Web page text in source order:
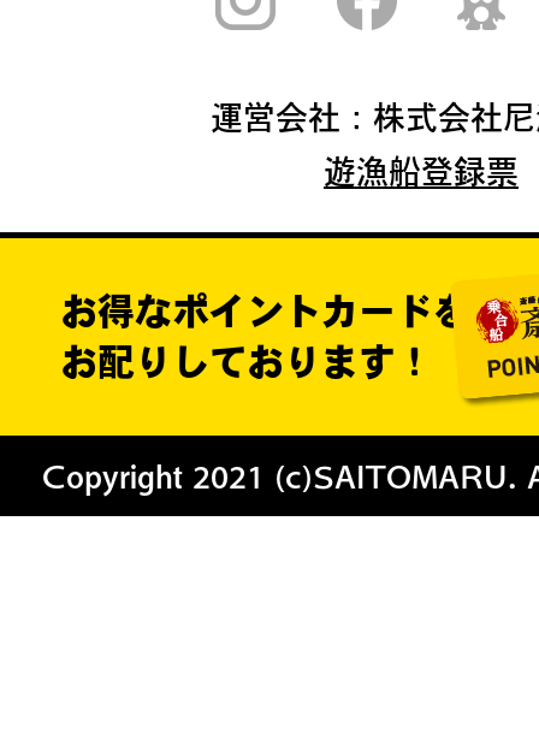
運営会社：株式会社
遊漁船登録票
お得なポイントカードを
お配りしております！
Copyright 2021 (c)SAITOMARU.